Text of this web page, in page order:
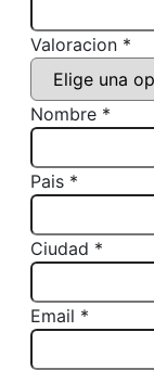
Valoracion *
Nombre *
Pais *
Ciudad *
Email *